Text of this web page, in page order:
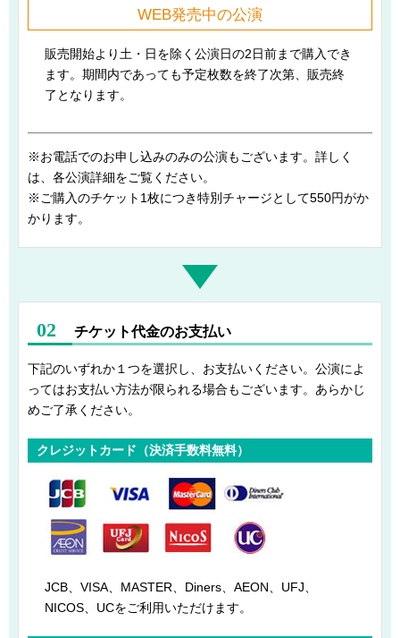
WEB発売中の公演
販売開始より土・日を除く公演日の2日前まで購入でき
ます。期間内であっても予定枚数を終了次第、販売終
了となります。
※お電話でのお申し込みのみの公演もございます。詳しく
は、各公演詳細をご覧ください。
※ご購入のチケット1枚につき特別チャージとして550円がか
かります。
02 チケット代金のお支払い
下記のいずれか１つを選択し、お支払いください。公演によ
ってはお支払い方法が限られる場合もございます。あらかじ
めご了承ください。
クレジットカード（決済手数料無料）
JCB、VISA、MASTER、Diners、AEON、UFJ、
NICOS、UCをご利用いただけます。